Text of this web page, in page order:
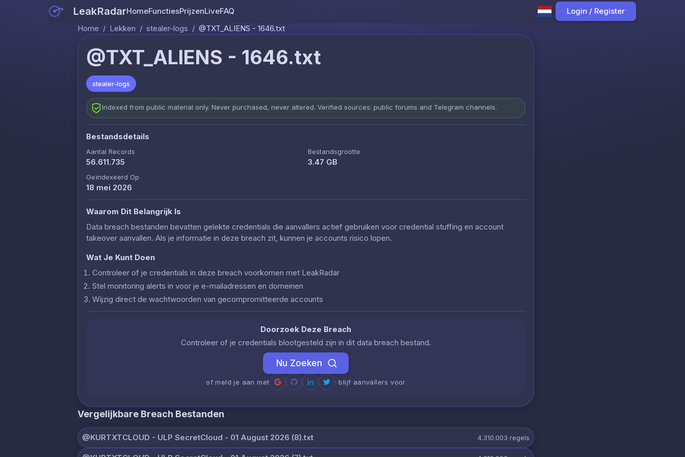
LeakRadarHomeFunctiesPrijzenLiveFAQ
Login / Register
Home / Lekken / stealer-logs / @TXT_ALIENS - 1646.txt
@TXT_ALIENS - 1646.txt
stealer-logs
Indexed from public material only. Never purchased, never altered. Verified sources: public forums and Telegram channels.
Bestandsdetails
Aantal Records
56.611.735
Bestandsgrootte
3.47 GB
Geïndexeerd Op
18 mei 2026
Waarom Dit Belangrijk Is
Data breach bestanden bevatten gelekte credentials die aanvallers actief gebruiken voor credential stuffing en account
takeover aanvallen. Als je informatie in deze breach zit, kunnen je accounts risico lopen.
Wat Je Kunt Doen
Controleer of je credentials in deze breach voorkomen met LeakRadar
Stel monitoring alerts in voor je e-mailadressen en domeinen
Wijzig direct de wachtwoorden van gecompromitteerde accounts
Doorzoek Deze Breach
Controleer of je credentials blootgesteld zijn in dit data breach bestand.
Nu Zoeken
of meld je aan met · blijf aanvallers voor
Vergelijkbare Breach Bestanden
@KURTXTCLOUD - ULP SecretCloud - 01 August 2026 (8).txt 4.310.003 regels